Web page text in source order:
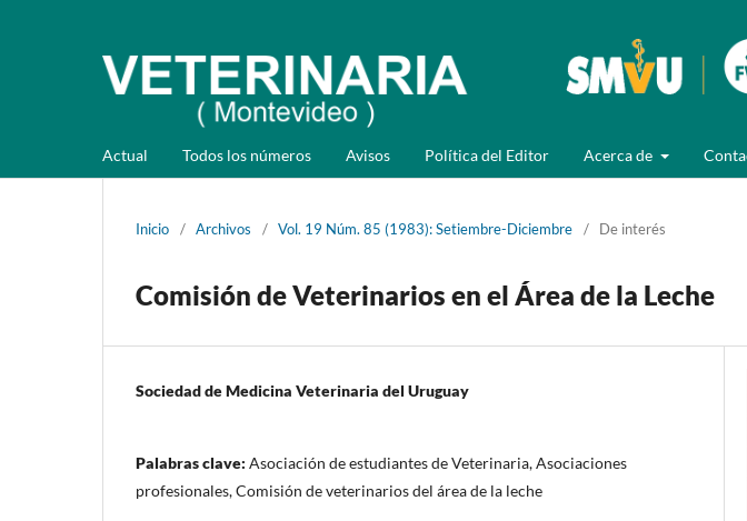
Actual Todos los números Avisos Política del Editor Acerca de
Inicio / Archivos / Vol. 19 Núm. 85 (1983): Setiembre-Diciembre / De interés
Comisión de Veterinarios en el Área de la Leche
Sociedad de Medicina Veterinaria del Uruguay
Palabras clave: Asociación de estudiantes de Veterinaria, Asociaciones
profesionales, Comisión de veterinarios del área de la leche